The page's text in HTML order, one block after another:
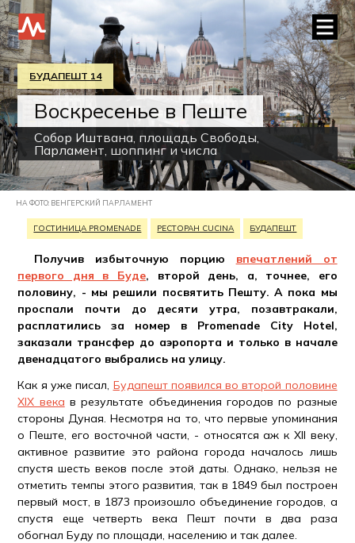
БУДАПЕШТ 14
Воскресенье в Пеште
Собор Иштвана, площадь Свободы,
Парламент, шоппинг и числа
НА ФОТО: ВЕНГЕРСКИЙ ПАРЛАМЕНТ
ГОСТИНИЦА PROMENADE РЕСТОРАН CUCINA БУДАПЕШТ
Получив избыточную порцию впечатлений от
первого дня в Буде, второй день, а, точнее, его
половину, - мы решили посвятить Пешту. А пока мы
проспали почти до десяти утра, позавтракали,
расплатились за номер в Promenade City Hotel,
заказали трансфер до аэропорта и только в начале
двенадцатого выбрались на улицу.
Как я уже писал, Будапешт появился во второй половине
XIX века в результате объединения городов по разные
стороны Дуная. Несмотря на то, что первые упоминания
о Пеште, его восточной части, - относятся аж к XII веку,
активное развитие это района города началось лишь
спустя шесть веков после этой даты. Однако, нельзя не
отметить темпы этого развития, так в 1849 был построен
первый мост, в 1873 произошло объединение городов, а
спустя еще четверть века Пешт почти в два раза
обогнал Буду по площади, населению и так далее.